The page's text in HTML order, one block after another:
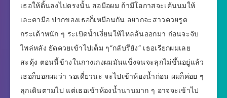
เธอให้ดิ้นลงไปตรงนั้น สอมือผม ถ้ามีโอกาสจะเค้นนมให้
เละคามือ ปากของเธอก็เหมือนกัน อยากจะสาวควยรูด
กระเด้าหนัก ๆ ระเบิดน้ำเงี่ยนให้ไหลล้นออกมา ก่อนจะจับ
ไพล่หลัง ยัดควยเข้าไปเต็ม ๆ”กลับรึยัง” เธอเรียกผมเลย
สะดุ้ง ตอนนี้ข้างในกางเกงผมมันแข็งจนจะลุกไม่ขึ้นอยู่แล้ว
เธอก็บอกผมว่า รอเดี๋ยวนะ จะไปเข้าห้องน้ำก่อน ผมก็ค่อย ๆ
ลุกเดินตามไป แต่เธอเข้าห้องน้ำนานมาก ๆ อาจจะเข้าไป